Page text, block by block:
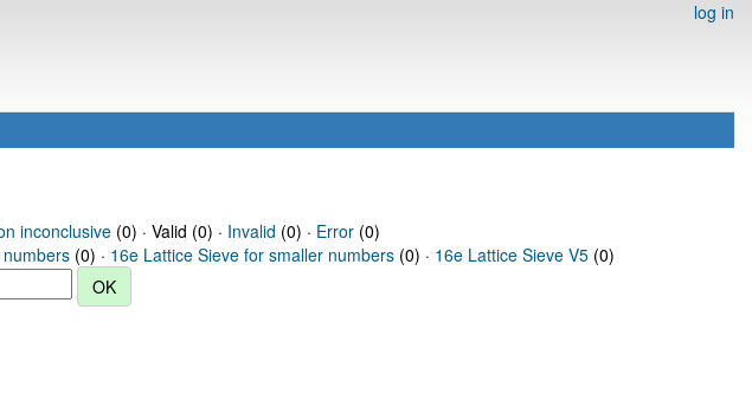
log in
inconclusive(0) · Valid (0) · Invalid (0) · Error(0)
(0) · 16e Lattice Sieve for smaller numbers (0) · 16e Lattice Sieve V5 (0)